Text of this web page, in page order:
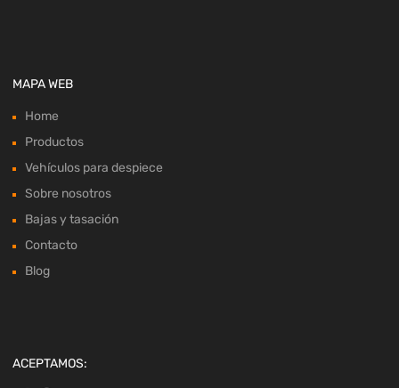
MAPA WEB
Home
Productos
Vehículos para despiece
Sobre nosotros
Bajas y tasación
Contacto
Blog
ACEPTAMOS: